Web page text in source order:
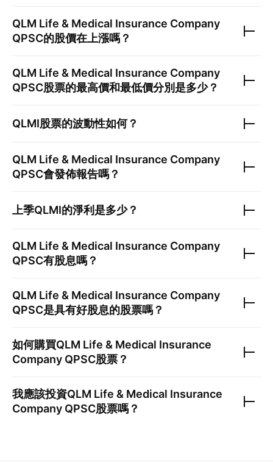
QLM Life & Medical Insurance Company
QPSC的股價在上漲嗎？
QLM Life & Medical Insurance Company
QPSC股票的最高價和最低價分別是多少？
QLMI股票的波動性如何？
QLM Life & Medical Insurance Company
QPSC會發佈報告嗎？
上季QLMI的淨利是多少？
QLM Life & Medical Insurance Company
QPSC有股息嗎？
QLM Life & Medical Insurance Company
QPSC是具有好股息的股票嗎？
如何購買QLM Life & Medical Insurance
Company QPSC股票？
我應該投資QLM Life & Medical Insurance
Company QPSC股票嗎？